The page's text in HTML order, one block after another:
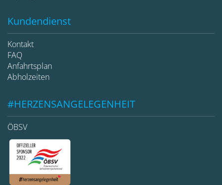
Kundendienst
Kontakt
FAQ
Anfahrtsplan
Abholzeiten
#HERZENSANGELEGENHEIT
ÖBSV